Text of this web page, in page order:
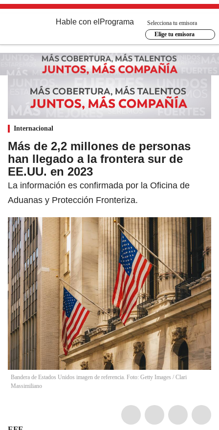
Hable con el Programa
Selecciona tu emisora
Elige tu emisora
Internacional
Más de 2,2 millones de personas
han llegado a la frontera sur de
EE.UU. en 2023
La información es confirmada por la Oficina de
Aduanas y Protección Fronteriza.
Bandera de Estados Unidos imagen de referencia. Foto: Getty Images / Clari
Massimiliano